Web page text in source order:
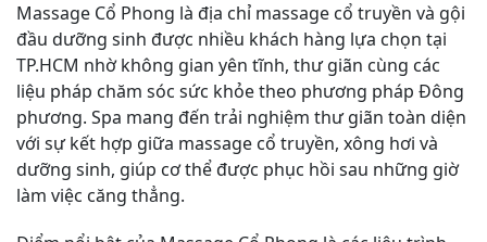
Massage Cổ Phong là địa chỉ massage cổ truyền và gội
đầu dưỡng sinh được nhiều khách hàng lựa chọn tại
TP.HCM nhờ không gian yên tĩnh, thư giãn cùng các
liệu pháp chăm sóc sức khỏe theo phương pháp Đông
phương. Spa mang đến trải nghiệm thư giãn toàn diện
với sự kết hợp giữa massage cổ truyền, xông hơi và
dưỡng sinh, giúp cơ thể được phục hồi sau những giờ
làm việc căng thẳng.